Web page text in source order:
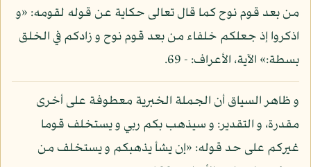
من بعد قوم نوح كما قال تعالى حكاية عن قوله لقومه: «و
اذكروا إذ جعلكم خلفاء من بعد قوم نوح و زادكم في الخلق
بسطة:» الآية، الأعراف: - 69.
و ظاهر السياق أن الجملة الخبرية معطوفة على أخرى
مقدرة، و التقدير: و سيذهب بكم ربي و يستخلف قوما
غيركم على حد قوله: «إن يشأ يذهبكم و يستخلف من